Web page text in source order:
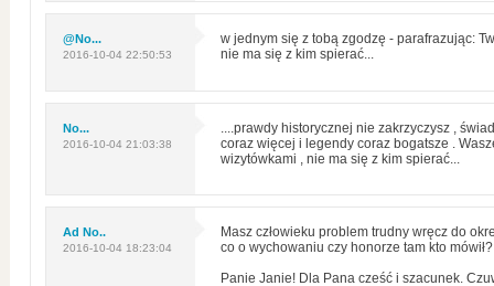
@No...
2016-10-04 22:50:53
w jednym się z tobą zgodzę - parafrazując:
nie ma się z kim spierać...
No...
2016-10-04 21:03:38
....prawdy historycznej nie zakrzyczysz ,
coraz więcej i legendy coraz bogatsze .
wizytówkami , nie ma się z kim spierać...
Ad No..
2016-10-04 18:23:04
Masz człowieku problem trudny wręcz do
co o wychowaniu czy honorze tam kto mówił?
Panie Janie! Dla Pana cześć i szacunek.